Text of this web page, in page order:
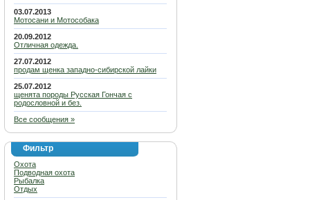
03.07.2013
Мотосани и Мотособака
20.09.2012
Отличная одежда.
27.07.2012
продам щенка западно-сибирской лайки
25.07.2012
щенята породы Русская Гончая с
родословной и без.
Все сообщения »
Фильтр
Охота
Подводная охота
Рыбалка
Отдых